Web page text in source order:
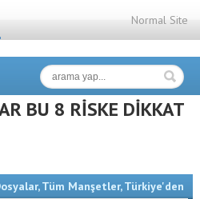
Normal Site
BU 8 RİSKE DİKKAT
,Tüm Manşetler,Türkiye'den